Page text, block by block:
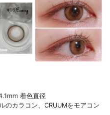
着色直径
のカラコン、CRUUMをモアコン